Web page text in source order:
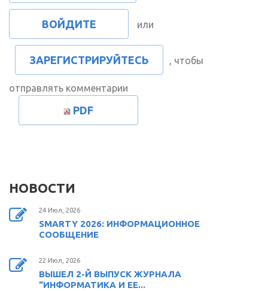
ВОЙДИТЕ или
ЗАРЕГИСТРИРУЙТЕСЬ , чтобы
отправлять комментарии
PDF
НОВОСТИ
24 Июл, 2026
SMARTY 2026: ИНФОРМАЦИОННОЕ
СООБЩЕНИЕ
22 Июл, 2026
ВЫШЕЛ 2-Й ВЫПУСК ЖУРНАЛА
"ИНФОРМАТИКА И ЕЕ...